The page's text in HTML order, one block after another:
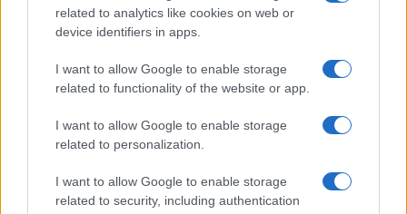
related to analytics like cookies on web or
device identifiers in apps.
I want to allow Google to enable storage
related to functionality of the website or app.
I want to allow Google to enable storage
related to personalization.
I want to allow Google to enable storage
related to security, including authentication